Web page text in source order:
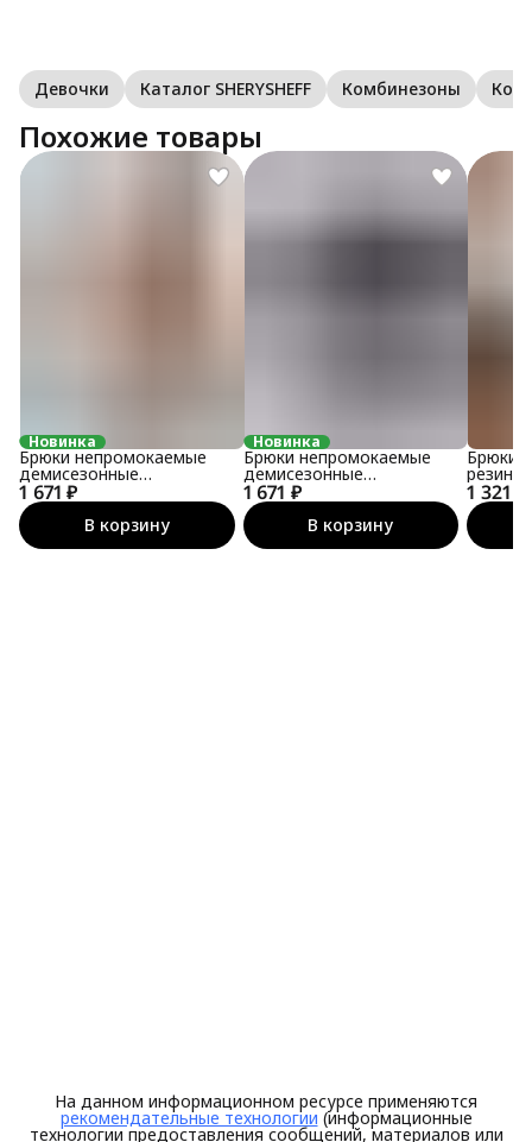
Девочки Каталог SHERYSHEFF Комбинезоны
Похожие товары
Новинка
1 671 ₽
Брюки непромокаемые
демисезонные
утеплённые софтшелл
В корзину
Новинка
1 671 ₽
Брюки непромокаемые
демисезонные
утеплённые софтшелл
В корзину
1 321 ₽
Брюки
резинке
На данном информационном ресурсе применяются
рекомендательные технологии (информационные
технологии предоставления сообщений, материалов или